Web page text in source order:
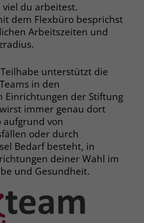
du arbeitest.
dem Flexbüro besprichst
Arbeitszeiten und
unterstützt die
in den
Einrichtungen der Stiftung
immer genau dort
aufgrund von
oder durch
Bedarf besteht, in
deiner Wahl im
und Gesundheit.
liebenau.de
die Zustände des Benutzers bei
Seitenanfragen bei.
liebenau.de
die Zustimmung des Benutzers
Cookie Opt-In
und die Einstellungen
für diese Website zu speichern.
wird gewährleistet, dass
die bei späteren Besuchen
verknüpft werden.
Clarity setzt dieses Cookie,
speichern und in einer einzigen